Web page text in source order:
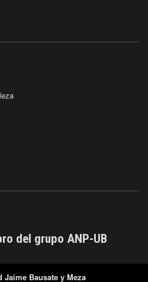
del grupo ANP-UB
Jaime Bausate y Meza